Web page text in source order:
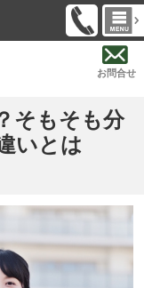
お問合せ
そもそも分
いとは